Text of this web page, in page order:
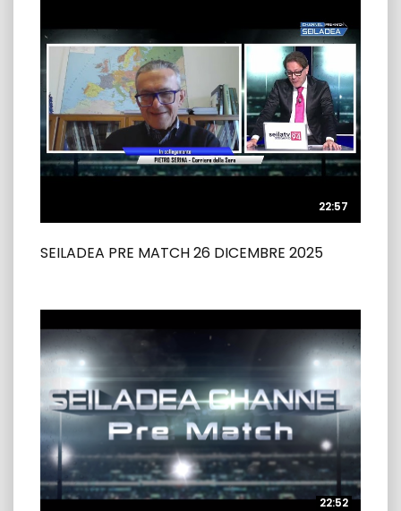
22:57
22:57
SEILADEA PRE MATCH 26 DICEMBRE 2025
22:52
22:52